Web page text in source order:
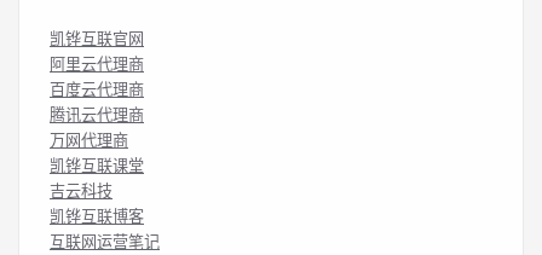
凯铧互联官网
阿里云代理商
百度云代理商
腾讯云代理商
万网代理商
凯铧互联课堂
吉云科技
凯铧互联博客
互联网运营笔记